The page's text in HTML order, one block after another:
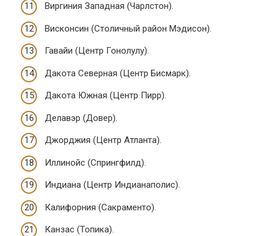
Виргиния Западная (Чарлстон).
Висконсин (Столичный район Мэдисон).
Гавайи (Центр Гонолулу).
Дакота Северная (Центр Бисмарк).
Дакота Южная (Центр Пирр).
Делавэр (Довер).
Джорджия (Центр Атланта).
Иллинойс (Спрингфилд).
Индиана (Центр Индианаполис).
Калифорния (Сакраменто).
Канзас (Топика).